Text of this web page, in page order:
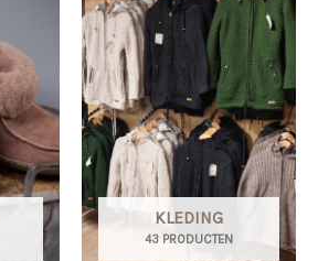
KLEDING
43 PRODUCTEN